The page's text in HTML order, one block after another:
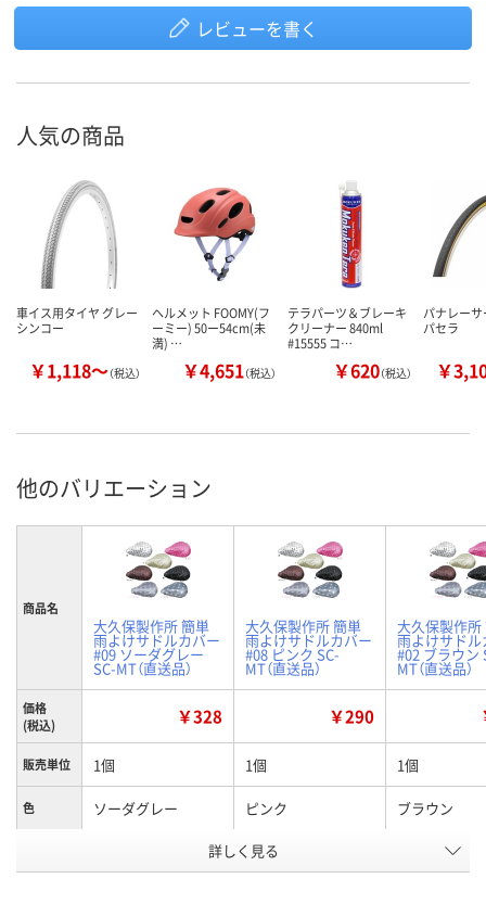
レビューを書く
人気の商品
車イス用タイヤ グレー
シンコー
￥1,118～（税込）
ヘルメット FOOMY(フ
ーミー) 50ー54cm(未
満) …
￥4,651（税込）
テラパーツ＆ブレーキ
クリーナー 840ml
#15555 コ…
￥620（税込）
パナレーサ
パセラ
￥
他のバリエーション
商品名
大久保製作所 簡単
雨よけサドルカバー
#09 ソーダグレー
SC-MT（直送品）
大久保製作所 簡単
雨よけサドルカバー
#08 ピンク SC-
MT（直送品）
大久保製作所
雨よけサドル
#02 ブラウン
MT（直送品）
価格
(税込)
￥328 ￥290
販売単位 1個 1個 1個
色 ソーダグレー ピンク ブラウン
E667028 E667025
詳しく見る